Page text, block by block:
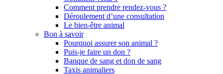
Comment prendre rendez-vous ?
Déroulement d’une consultation
Le bien-être animal
Bon à savoir
Pourquoi assurer son animal ?
Puis-je faire un don ?
Banque de sang et don de sang
Taxis animaliers